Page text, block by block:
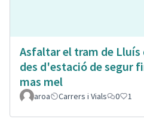
Asfaltar el tram de Lluís
des d'estació de segur
mas mel
aroa Carrers i Vials 0 1